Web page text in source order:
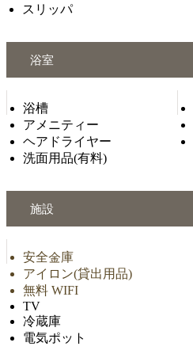
スリッパ
浴室
浴槽
アメニティー
ヘアドライヤー
洗面用品(有料)
施設
安全金庫
アイロン(貸出用品)
無料 WIFI
TV
冷蔵庫
電気ポット